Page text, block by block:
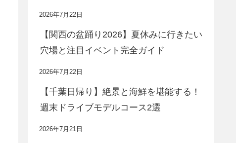
2026年7月22日
【関西の盆踊り2026】夏休みに行きたい
穴場と注目イベント完全ガイド
2026年7月22日
【千葉日帰り】絶景と海鮮を堪能する！
週末ドライブモデルコース2選
2026年7月21日